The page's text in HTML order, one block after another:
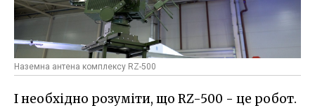
Наземна антена комплексу RZ-500
І необхідно розуміти, що RZ-500 - це робот.